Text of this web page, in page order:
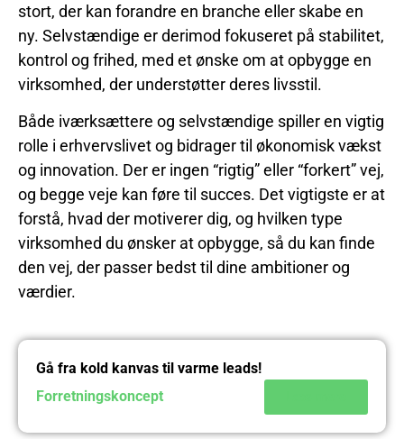
stort, der kan forandre en branche eller skabe en
ny. Selvstændige er derimod fokuseret på stabilitet,
kontrol og frihed, med et ønske om at opbygge en
virksomhed, der understøtter deres livsstil.
Både iværksættere og selvstændige spiller en vigtig
rolle i erhvervslivet og bidrager til økonomisk vækst
og innovation. Der er ingen “rigtig” eller “forkert” vej,
og begge veje kan føre til succes. Det vigtigste er at
forstå, hvad der motiverer dig, og hvilken type
virksomhed du ønsker at opbygge, så du kan finde
den vej, der passer bedst til dine ambitioner og
værdier.
Gå fra kold kanvas til varme leads!
Forretningskoncept